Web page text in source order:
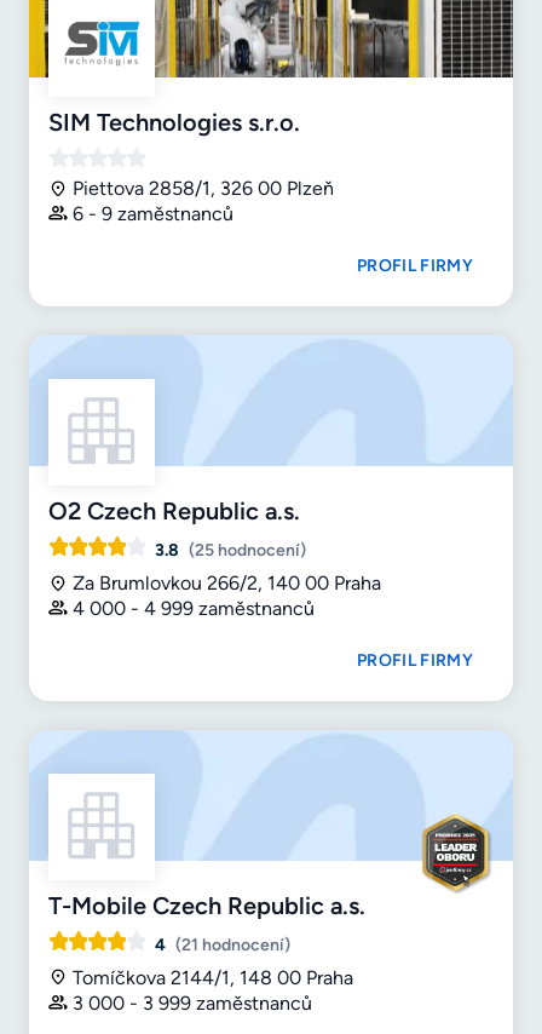
SIM Technologies s.r.o.
Piettova 2858/1, 326 00 Plzeň
6 - 9 zaměstnanců
PROFIL FIRMY
O2 Czech Republic a.s.
3.8 (25 hodnocení)
Za Brumlovkou 266/2, 140 00 Praha
4 000 - 4 999 zaměstnanců
PROFIL FIRMY
T-Mobile Czech Republic a.s.
4 (21 hodnocení)
Tomíčkova 2144/1, 148 00 Praha
3 000 - 3 999 zaměstnanců